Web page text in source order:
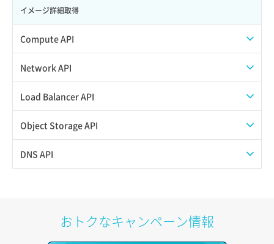
サブユーザー更新
サブユーザー詳細取得
ロールからパーミッションを紐づけ解除
ロールにパーミッションを紐づけ
ロール一覧取得
バックアップ詳細一覧取得
バックアップ詳細取得
ボリュームイメージ保存
ボリューム一覧取得
ボリューム作成
ボリューム更新
イメージ詳細取得
Compute API
ISOイメージ挿入/排出
SSHキーペア一覧取得
SSHキーペア作成
アタッチ済みポート詳細取得
Network API
QoSポリシー一覧取得
QoSポリシー詳細取得
サブネット一覧取得
サブネット詳細取得
Load Balancer API
プール一覧取得
プール作成
Object Storage API
Web公開
DNS API
おトクなキャンペーン情報